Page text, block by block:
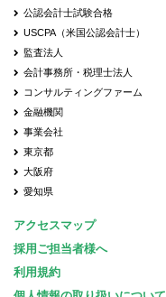
公認会計士試験合格
USCPA（米国公認会計士）
監査法人
会計事務所・税理士法人
コンサルティングファーム
金融機関
事業会社
東京都
大阪府
愛知県
アクセスマップ
採用ご担当者様へ
利用規約